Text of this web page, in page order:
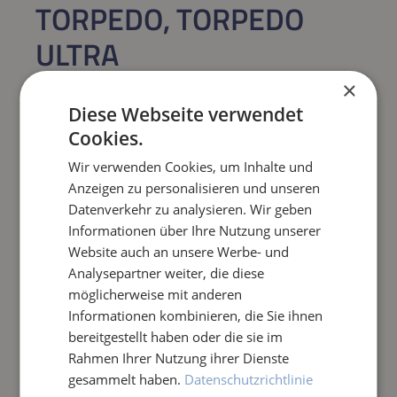
TORPEDO, TORPEDO
ULTRA
RESTENTLEERUNGSSCH
LAUCH
Regulärer Preis:
59,24 €
Preise inkl. MwSt. zzgl. Versandkosten
Produkt Anzahl: Gib den gewünschten
IN DEN WARENKORB
Frage zum Artikel
×
Diese Webseite verwendet
Cookies.
Wir verwenden Cookies, um Inhalte und
Anzeigen zu personalisieren und unseren
Datenverkehr zu analysieren. Wir geben
Informationen über Ihre Nutzung unserer
Website auch an unsere Werbe- und
Analysepartner weiter, die diese
möglicherweise mit anderen
Informationen kombinieren, die Sie ihnen
bereitgestellt haben oder die sie im
Rahmen Ihrer Nutzung ihrer Dienste
gesammelt haben. Datenschutzrichtlinie